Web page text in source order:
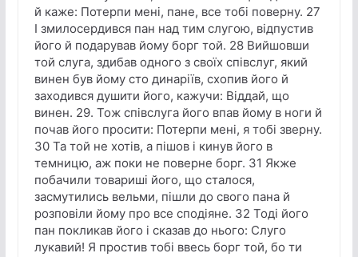
й каже: Потерпи мені, пане, все тобі поверну. 27
І змилосердився пан над тим слугою, відпустив
його й подарував йому борг той. 28 Вийшовши
той слуга, здибав одного з своїх співслуг, який
винен був йому сто динаріїв, схопив його й
заходився душити його, кажучи: Віддай, що
винен. 29. Тож співслуга його впав йому в ноги й
почав його просити: Потерпи мені, я тобі зверну.
30 Та той не хотів, а пішов і кинув його в
темницю, аж поки не поверне борг. 31 Якже
побачили товариші його, що сталося,
засмутились вельми, пішли до свого пана й
розповіли йому про все сподіяне. 32 Тоді його
пан покликав його і сказав до нього: Слуго
лукавий! Я простив тобі ввесь борг той, бо ти